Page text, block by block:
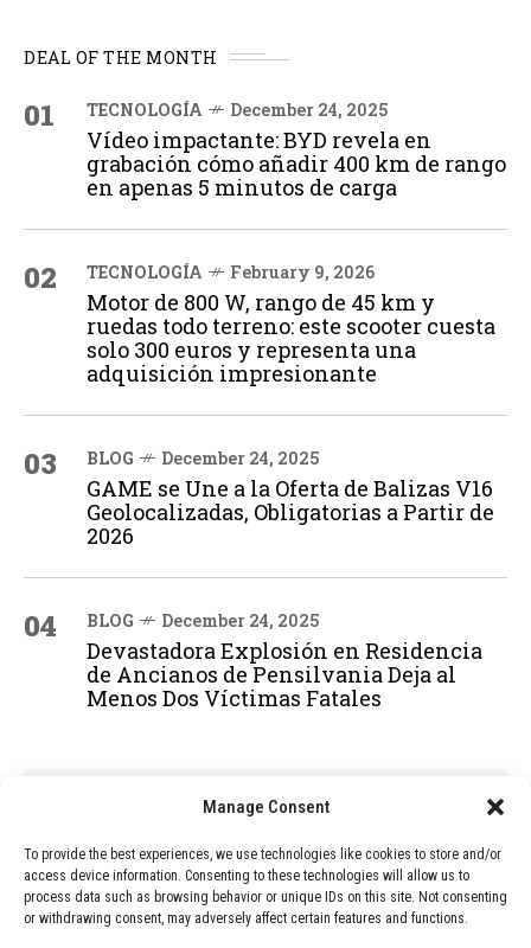
Manage Consent
To provide the best experiences, we use technologies like cookies to store and/or
access device information. Consenting to these technologies will allow us to
process data such as browsing behavior or unique IDs on this site. Not consenting
or withdrawing consent, may adversely affect certain features and functions.
DEAL OF THE MONTH
01 TECNOLOGÍA December 24, 2025
Vídeo impactante: BYD revela en
grabación cómo añadir 400 km de rango
en apenas 5 minutos de carga
02 TECNOLOGÍA February 9, 2026
Motor de 800 W, rango de 45 km y
ruedas todo terreno: este scooter cuesta
solo 300 euros y representa una
adquisición impresionante
03 BLOG December 24, 2025
GAME se Une a la Oferta de Balizas V16
Geolocalizadas, Obligatorias a Partir de
2026
04 BLOG December 24, 2025
Devastadora Explosión en Residencia
de Ancianos de Pensilvania Deja al
Menos Dos Víctimas Fatales